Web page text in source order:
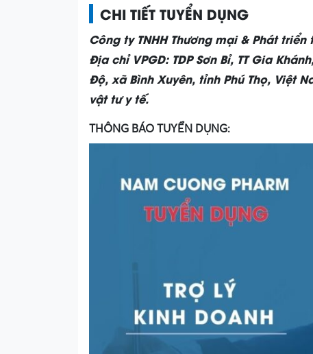
CHI TIẾT TUYỂN DỤNG
Công ty TNHH Thương mại & Phát
Địa chỉ VPGD: TDP Sơn Bỉ, TT Gia
Độ, xã Bình Xuyên, tỉnh Phú Thọ, Việt
vật tư y tế.
THÔNG BÁO TUYỂN DỤNG: